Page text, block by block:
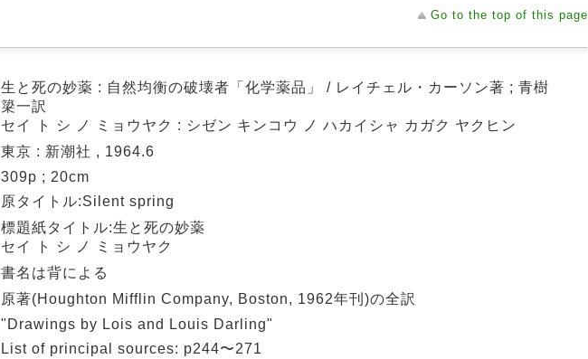
Go to the top of this page
生と死の妙薬 : 自然均衡の破壊者「化学薬品」 / レイチェル・カーソン著 ; 青樹
簗一訳
セイ ト シ ノ ミョウヤク : シゼン キンコウ ノ ハカイシャ カガク ヤクヒン
東京 : 新潮社 , 1964.6
309p ; 20cm
原タイトル:Silent spring
標題紙タイトル:生と死の妙薬
セイ ト シ ノ ミョウヤク
書名は背による
原著(Houghton Mifflin Company, Boston, 1962年刊)の全訳
"Drawings by Lois and Louis Darling"
List of principal sources: p244〜271